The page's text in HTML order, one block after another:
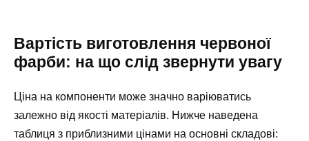
Вартість виготовлення червоної
фарби: на що слід звернути увагу
Ціна на компоненти може значно варіюватись
залежно від якості матеріалів. Нижче наведена
таблиця з приблизними цінами на основні складові: